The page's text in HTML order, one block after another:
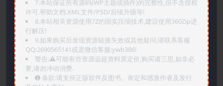
7.本站保证所有源码(WP主题或插件)的完整性,但不含授权
许可.帮助文档.XML文件/PSD/后续升级等!
8.本站相关资源使用7Z的固实压缩技术,建议使用360Zip进
行解压!
9.如果购买后发现资源链接失效或其他疑问,请联系客服
QQ:2690565141或是微信客服:ywb386!
警告:⚠️可能有些资源远超资料原定价,购买请三思,如非必
要,请勿冲动消费.
➊️ 条款:请支持正版软件及图书。肯定和感激作者及发行